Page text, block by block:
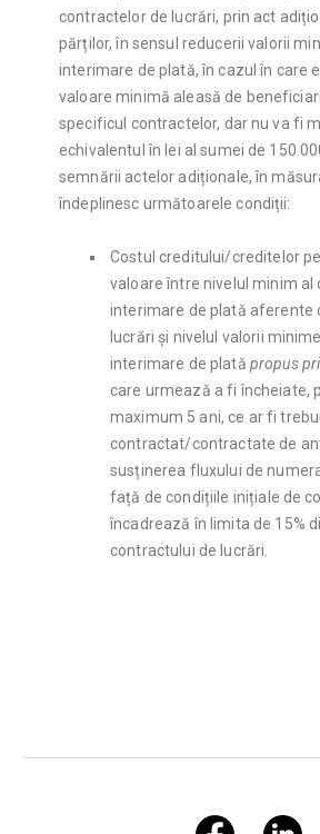
contractelor de lucrări, prin act
părților, în sensul reducerii valorii
interimare de plată, în cazul în care
valoare minimă aleasă de
specificul contractelor, dar nu va fi
echivalentul în lei al sumei de
semnării actelor adiționale, în
îndeplinesc următoarele condiții:
Costul creditului/creditelor
valoare între nivelul minim
interimare de plată aferente
lucrări și nivelul valorii
interimare de plată propus
care urmează a fi încheiate,
maximum 5 ani, ce ar fi
contractat/contractate de
susținerea fluxului de
față de condițiile inițiale de
încadrează în limita de 15%
contractului de lucrări.